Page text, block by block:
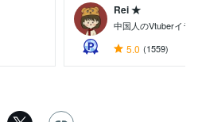
Rei ★
中国人のVtuberイラ
5.0 (1559)